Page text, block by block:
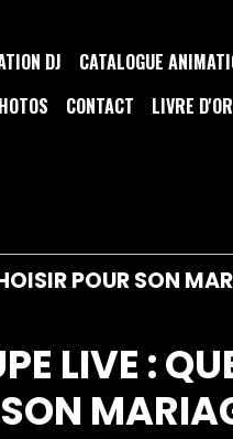
DJ CATALOGUE
CONTACT LIVRE D'OR
POUR SON
LIVE :